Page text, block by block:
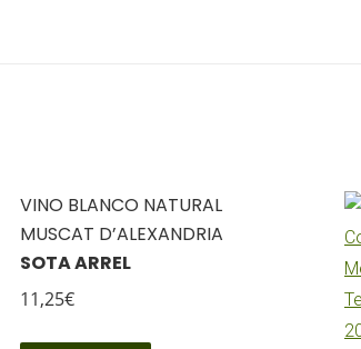
VINO BLANCO NATURAL
MUSCAT D’ALEXANDRIA
SOTA ARREL
11,25€